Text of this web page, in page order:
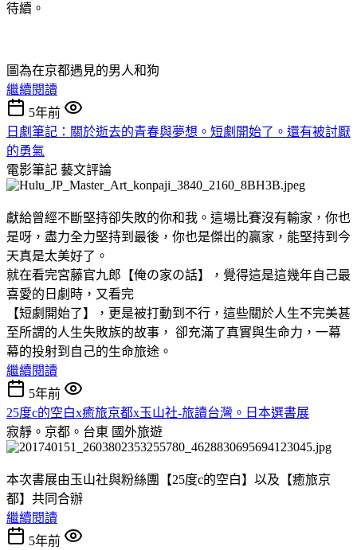
待續。
圖為在京都遇見的男人和狗
繼續閱讀
5年前
日劇筆記：關於逝去的青春與夢想。短劇開始了。還有被討厭
的勇氣
電影筆記 藝文評論
獻給曾經不斷堅持卻失敗的你和我。這場比賽沒有輸家，你也
是呀，盡力全力堅持到最後，你也是傑出的贏家，能堅持到今
天真是太美好了。
就在看完宮藤官九郎【俺の家の話】，覺得這是這幾年自己最
喜愛的日劇時，又看完
【短劇開始了】，更是被打動到不行，這些關於人生不完美甚
至所謂的人生失敗族的故事， 卻充滿了真實與生命力，一幕
幕的投射到自己的生命旅途。
繼續閱讀
5年前
25度c的空白x癒旅京都x玉山社-旅讀台灣。日本選書展
寂靜。京都。台東 國外旅遊
本次書展由玉山社與粉絲團【25度c的空白】以及【癒旅京
都】共同合辦
繼續閱讀
5年前